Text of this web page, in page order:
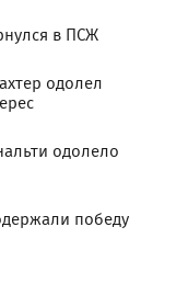
в ПСЖ
одолел
одолело
победу